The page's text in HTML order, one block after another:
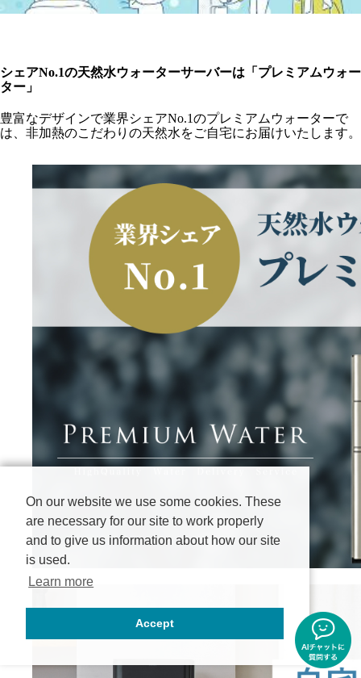
シェアNo.1の天然水ウォーターサーバーは「プレミアムウォー
ター」
豊富なデザインで業界シェアNo.1のプレミアムウォーターで
は、非加熱のこだわりの天然水をご自宅にお届けいたします。
On our website we use some cookies. These
are necessary for our site to work properly
and to give us information about how our site
is used.
Learn more
Accept